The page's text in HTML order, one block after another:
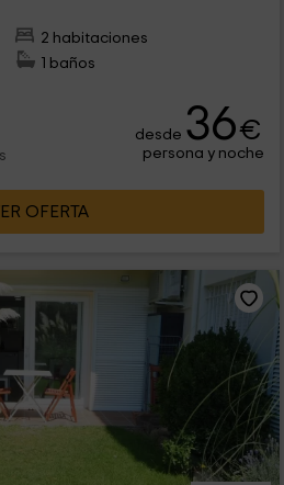
2 habitaciones
1 baños
desde 36€
persona y noche
OFERTA